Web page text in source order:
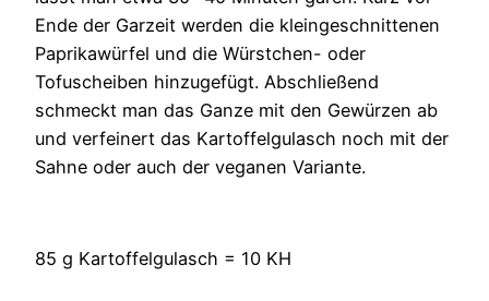
Ende der Garzeit werden die kleingeschnittenen
Paprikawürfel und die Würstchen- oder
Tofuscheiben hinzugefügt. Abschließend
schmeckt man das Ganze mit den Gewürzen ab
und verfeinert das Kartoffelgulasch noch mit der
Sahne oder auch der veganen Variante.
85 g Kartoffelgulasch = 10 KH